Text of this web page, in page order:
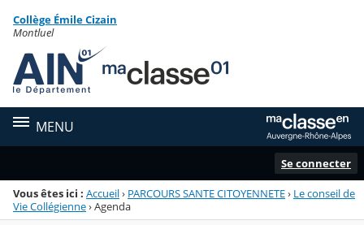
Menu de la rubrique
Contenu
Collège Émile Cizain
Montluel
MENU
Se connecter
Vous êtes ici : Accueil› PARCOURS SANTE CITOYENNETE› Le conseil de
Vie Collégienne›Agenda